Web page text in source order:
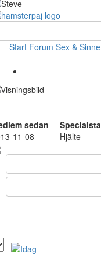
Start Forum Sex & Sinne
sedan
11-08
Hjälte